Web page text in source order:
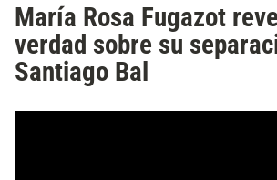
María Rosa Fugazot
verdad sobre su
Santiago Bal